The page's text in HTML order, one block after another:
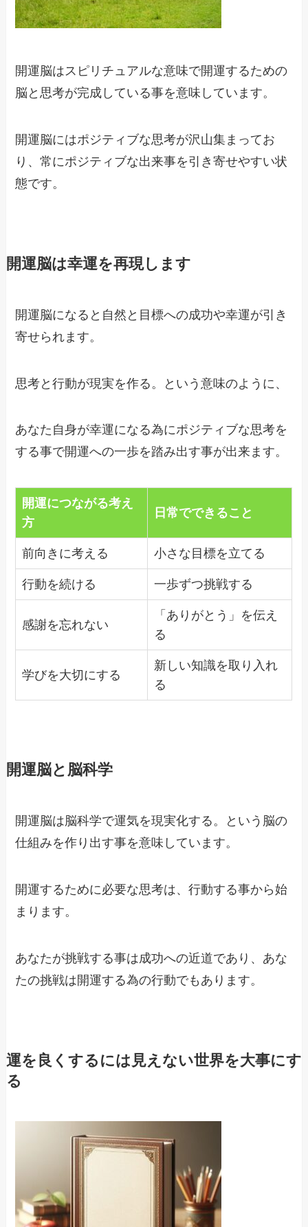
開運脳はスピリチュアルな意味で開運するための
脳と思考が完成している事を意味しています。
開運脳にはポジティブな思考が沢山集まってお
り、常にポジティブな出来事を引き寄せやすい状
態です。
開運脳は幸運を再現します
開運脳になると自然と目標への成功や幸運が引き
寄せられます。
思考と行動が現実を作る。という意味のように、
あなた自身が幸運になる為にポジティブな思考を
する事で開運への一歩を踏み出す事が出来ます。
開運につながる考え
方
日常でできること
前向きに考える 小さな目標を立てる
行動を続ける 一歩ずつ挑戦する
感謝を忘れない
「ありがとう」を伝え
る
学びを大切にする
新しい知識を取り入れ
る
開運脳と脳科学
開運脳は脳科学で運気を現実化する。という脳の
仕組みを作り出す事を意味しています。
開運するために必要な思考は、行動する事から始
まります。
あなたが挑戦する事は成功への近道であり、あな
たの挑戦は開運する為の行動でもあります。
運を良くするには見えない世界を大事にす
る